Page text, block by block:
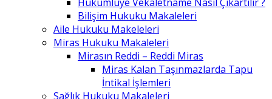
Bilişim Hukuku Makaleleri
Aile Hukuku Makeleleri
Miras Hukuku Makaleleri
Mirasın Reddi – Reddi Miras
Miras Kalan Taşınmazlarda Tapu
İntikal İşlemleri
Sağlık Hukuku Makaleleri